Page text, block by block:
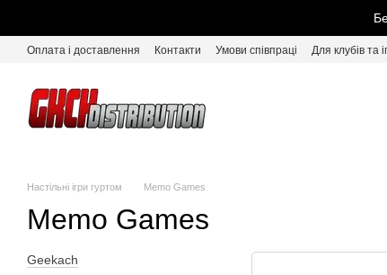
Оплата і доставлення Контакти Умови співпраці Для клубів та
Настільні ігри гуртом Memo Games
Memo Games
Geekach